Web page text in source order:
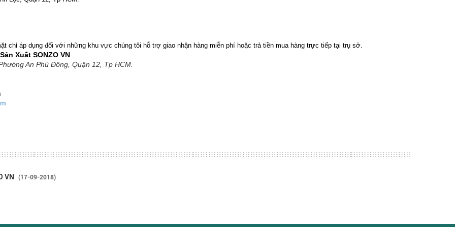
chỉ áp dụng đối với những khu vực chúng tôi hỗ trợ giao nhận hàng miễn phí hoặc trả tiền mua hàng trực tiếp tại trụ sở.
Xuất SONZO VN
An Phú Đông, Quận 12, Tp HCM.
VN (17-09-2018)